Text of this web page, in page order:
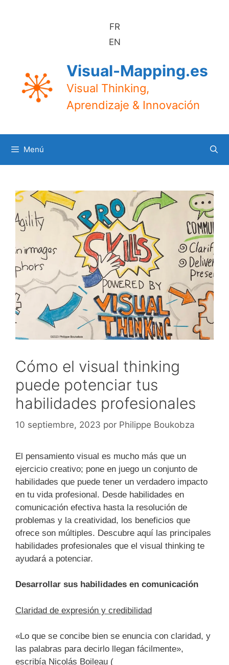
FR
EN
Visual-Mapping.es
Visual Thinking,
Aprendizaje & Innovación
Menú
Cómo el visual thinking
puede potenciar tus
habilidades profesionales
10 septiembre, 2023 por Philippe Boukobza
El pensamiento visual es mucho más que un
ejercicio creativo; pone en juego un conjunto de
habilidades que puede tener un verdadero impacto
en tu vida profesional. Desde habilidades en
comunicación efectiva hasta la resolución de
problemas y la creatividad, los beneficios que
ofrece son múltiples. Descubre aquí las principales
habilidades profesionales que el visual thinking te
ayudará a potenciar.
Desarrollar sus habilidades en comunicación
Claridad de expresión y credibilidad
«Lo que se concibe bien se enuncia con claridad, y
las palabras para decirlo llegan fácilmente»,
escribía Nicolás Boileau (